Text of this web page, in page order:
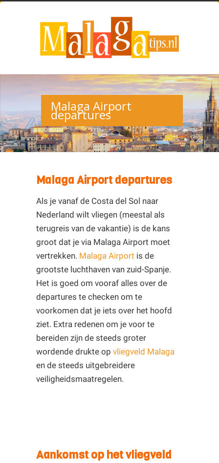
Malaga Airport
departures
Malaga Airport departures
Als je vanaf de Costa del Sol naar
Nederland wilt vliegen (meestal als
terugreis van de vakantie) is de kans
groot dat je via Malaga Airport moet
vertrekken. Malaga Airport is de
grootste luchthaven van zuid-Spanje.
Het is goed om vooraf alles over de
departures te checken om te
voorkomen dat je iets over het hoofd
ziet. Extra redenen om je voor te
bereiden zijn de steeds groter
wordende drukte op vliegveld Malaga
en de steeds uitgebreidere
veiligheidsmaatregelen.
Aankomst op het vliegveld